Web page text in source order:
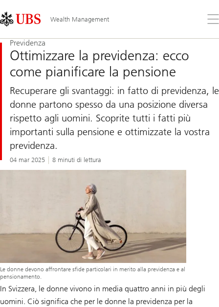
Links
Area
Wealth Management
il
Previdenza
Ottimizzare la previdenza: ecco
come pianificare la pensione
Recuperare gli svantaggi: in fatto di previdenza, le
donne partono spesso da una posizione diversa
rispetto agli uomini. Scoprite tutti i fatti più
importanti sulla pensione e ottimizzate la vostra
previdenza.
04 mar 2025 8 minuti di lettura
Le donne devono affrontare sfide particolari in merito alla previdenza e al
pensionamento.
In Svizzera, le donne vivono in media quattro anni in più degli
uomini. Ciò significa che per le donne la previdenza per la